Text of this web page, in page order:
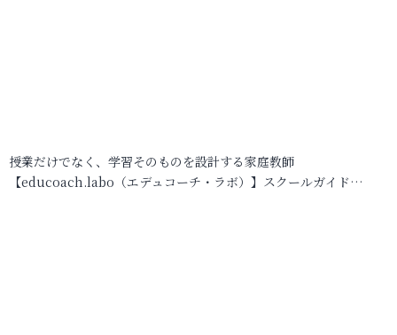
授業だけでなく、学習そのものを設計する家庭教師
【educoach.labo（エデュコーチ・ラボ）】スクールガイド…